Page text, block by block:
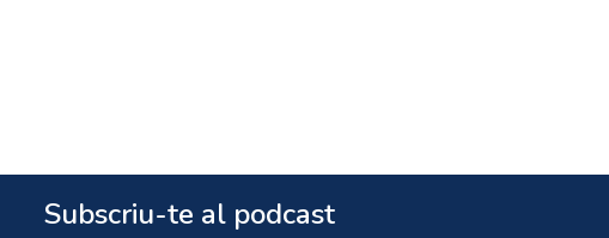
Subscriu-te al podcast